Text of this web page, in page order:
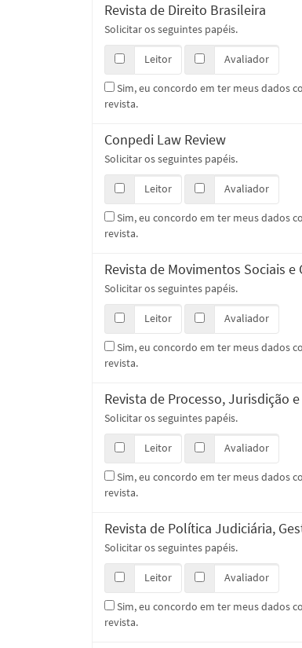
Revista de Direito Brasileira
Solicitar os seguintes papéis.
Leitor Avaliador
Sim, eu concordo em ter meus dados
revista.
Conpedi Law Review
Solicitar os seguintes papéis.
Leitor Avaliador
Sim, eu concordo em ter meus dados
revista.
Revista de Movimentos Sociais e
Solicitar os seguintes papéis.
Leitor Avaliador
Sim, eu concordo em ter meus dados
revista.
Revista de Processo, Jurisdição
Solicitar os seguintes papéis.
Leitor Avaliador
Sim, eu concordo em ter meus dados
revista.
Revista de Política Judiciária,
Solicitar os seguintes papéis.
Leitor Avaliador
Sim, eu concordo em ter meus dados
revista.